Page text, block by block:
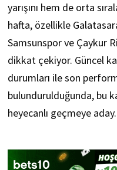
yarışını hem de orta
hafta, özellikle
Samsunspor ve Çaykur
dikkat çekiyor. Güncel
durumları ile son
bulundurulduğunda, bu
heyecanlı geçmeye aday.